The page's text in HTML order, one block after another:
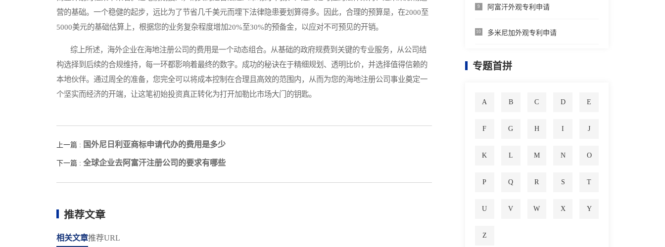
营的基础。一个稳健的起步，远比为了节省几千美元而埋下法律隐患要划算得多。因此，合理的预算是，在2000至
5000美元的基础估算上，根据您的业务复杂程度增加20%至30%的预备金，以应对不可预见的开销。
综上所述，海外企业在海地注册公司的费用是一个动态组合。从基础的政府规费到关键的专业服务，从公司结
构选择到后续的合规维持，每一环都影响着最终的数字。成功的秘诀在于精细规划、透明比价，并选择值得信赖的
本地伙伴。通过周全的准备，您完全可以将成本控制在合理且高效的范围内，从而为您的海地注册公司事业奠定一
个坚实而经济的开端，让这笔初始投资真正转化为打开加勒比市场大门的钥匙。
上一篇 : 国外尼日利亚商标申请代办的费用是多少
下一篇 : 全球企业去阿富汗注册公司的要求有哪些
推荐文章
相关文章推荐URL
9 阿富汗外观专利申请
10 多米尼加外观专利申请
专题首拼
A B C D E
F G H I J
K L M N O
P Q R S T
U V W X Y
Z